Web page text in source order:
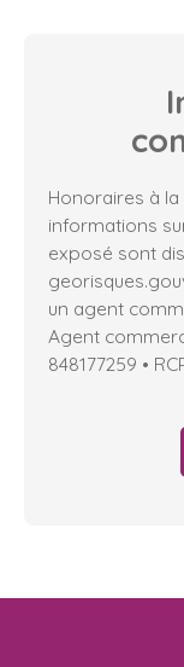
Honoraires à la
informations
exposé sont
un agent
Agent
848177259 •